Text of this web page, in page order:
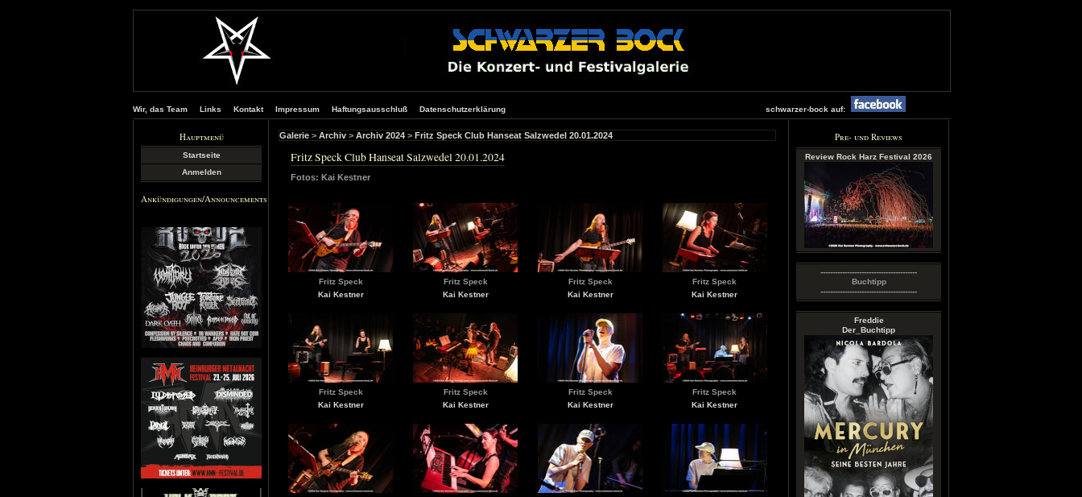
Wir, das Team Links Kontakt Impressum Haftungsausschluß Datenschutzerklärung schwarzer-bock auf:
Hauptmenü
Startseite
Anmelden
Ankündigungen/Announcements
Pre- und Reviews
Review Rock Harz Festival 2026
----------------------------------------
Buchtipp
----------------------------------------
Freddie
Der_Buchtipp
Galerie > Archiv > Archiv 2024 > Fritz Speck Club Hanseat Salzwedel 20.01.2024
Fritz Speck Club Hanseat Salzwedel 20.01.2024
Fotos: Kai Kestner
Fritz Speck
Kai Kestner
Fritz Speck
Kai Kestner
Fritz Speck
Kai Kestner
Fritz Speck
Kai Kestner
Fritz Speck
Kai Kestner
Fritz Speck
Kai Kestner
Fritz Speck
Kai Kestner
Fritz Speck
Kai Kestner